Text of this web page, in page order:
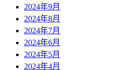
2024年9月
2024年8月
2024年7月
2024年6月
2024年5月
2024年4月